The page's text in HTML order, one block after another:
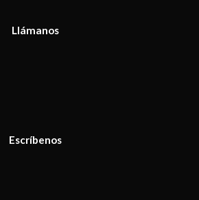
Llámanos
Escríbenos